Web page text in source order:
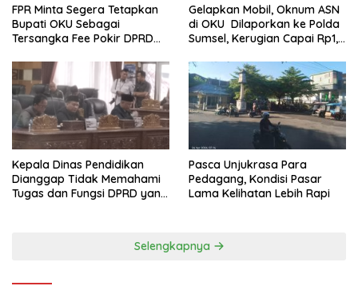
FPR Minta Segera Tetapkan
Bupati OKU Sebagai
Tersangka Fee Pokir DPRD
Gelapkan Mobil, Oknum ASN
di OKU Dilaporkan ke Polda
Sumsel, Kerugian Capai Rp1,2
Kepala Dinas Pendidikan
Dianggap Tidak Memahami
Tugas dan Fungsi DPRD yang
Pasca Unjukrasa Para
Pedagang, Kondisi Pasar
Lama Kelihatan Lebih Rapi
Selengkapnya